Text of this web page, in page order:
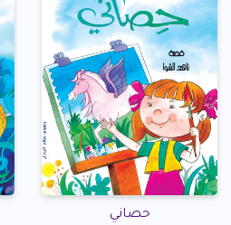
حصاني